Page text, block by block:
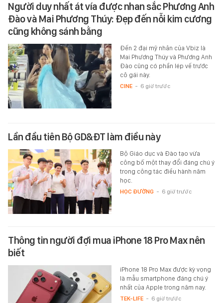
Người duy nhất át vía được nhan sắc Phương Anh
Đào và Mai Phương Thúy: Đẹp đến nỗi kim cương
cũng không sánh bằng
Đến 2 đại mỹ nhân của Vbiz là
Mai Phương Thúy và Phương Anh
Đào cũng có phần lép vế trước
cô gái này.
CINE - 6 giờ trước
Lần đầu tiên Bộ GD&ĐT làm điều này
Bộ Giáo dục và Đào tạo vừa
công bố một thay đổi đáng chú ý
trong công tác điều hành năm
học.
HỌC ĐƯỜNG - 6 giờ trước
Thông tin người đợi mua iPhone 18 Pro Max nên
biết
iPhone 18 Pro Max được kỳ vọng
là mẫu smartphone đáng chú ý
nhất của Apple trong năm nay.
TEK-LIFE - 6 giờ trước